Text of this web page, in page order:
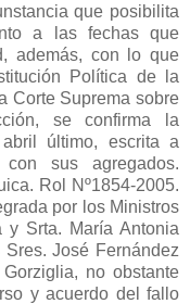
que posibilita
a las fechas que
además, con lo que
Política de la
Corte Suprema sobre
se confirma la
último, escrita a
sus agregados.
Rol Nº1854-2005.
por los Ministros
y Srta. María Antonia
José Fernández
no obstante
y acuerdo del fallo